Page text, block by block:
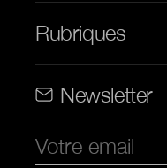
Rubriques
Newsletter